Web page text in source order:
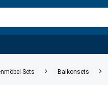
Sets Balkonsets